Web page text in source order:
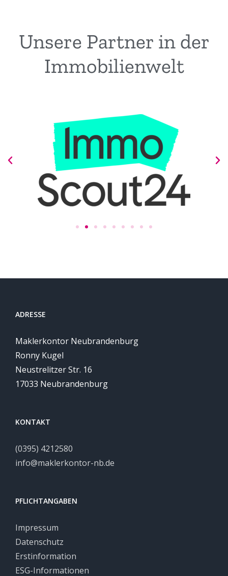
Unsere Partner in der
Immobilienwelt
ADRESSE
Maklerkontor Neubrandenburg
Ronny Kugel
Neustrelitzer Str. 16
17033 Neubrandenburg
KONTAKT
(0395) 4212580
info@maklerkontor-nb.de
PFLICHTANGABEN
Impressum
Datenschutz
Erstinformation
ESG-Informationen